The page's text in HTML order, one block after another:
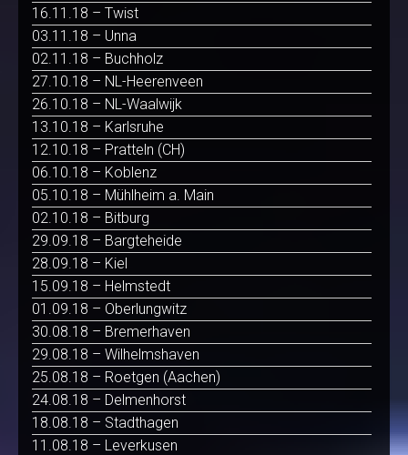
16.11.18 – Twist
03.11.18 – Unna
02.11.18 – Buchholz
27.10.18 – NL-Heerenveen
26.10.18 – NL-Waalwijk
13.10.18 – Karlsruhe
12.10.18 – Pratteln (CH)
06.10.18 – Koblenz
05.10.18 – Mühlheim a. Main
02.10.18 – Bitburg
29.09.18 – Bargteheide
28.09.18 – Kiel
15.09.18 – Helmstedt
01.09.18 – Oberlungwitz
30.08.18 – Bremerhaven
29.08.18 – Wilhelmshaven
25.08.18 – Roetgen (Aachen)
24.08.18 – Delmenhorst
18.08.18 – Stadthagen
11.08.18 – Leverkusen